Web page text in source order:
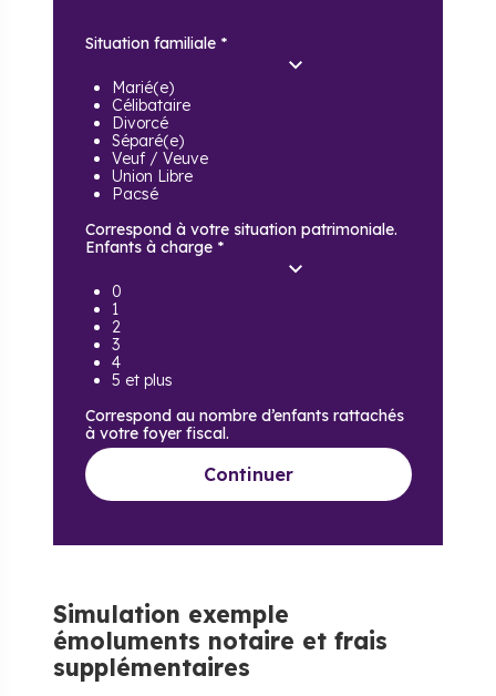
Situation familiale *
Marié(e)
Célibataire
Divorcé
Séparé(e)
Veuf / Veuve
Union Libre
Pacsé
Correspond à votre situation patrimoniale.
Enfants à charge *
0
1
2
3
4
5 et plus
Correspond au nombre d’enfants rattachés
à votre foyer fiscal.
Continuer
Simulation exemple
émoluments notaire et frais
supplémentaires